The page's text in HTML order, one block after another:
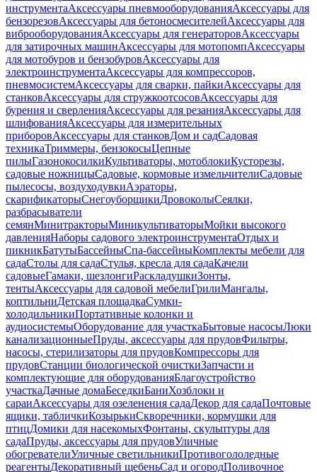
инструментаАксессуары пневмооборудованияАксессуары для
бензорезовАксессуары для бетоносмесителейАксессуары для
виброоборудованияАксессуары для генераторовАксессуары
для затирочных машинАксессуары для мотопомпАксессуары
для мотобуров и бензобуровАксессуары для
электроинструментаАксессуары для компрессоров,
пневмосистемАксессуары для сварки, пайкиАксессуары для
станковАксессуары для стружкоотсосовАксессуары для
бурения и сверленияАксессуары для резанияАксессуары для
шлифованияАксессуары для измерительных
приборовАксессуары для станковДом и садСадовая
техникаТриммеры, бензокосыЦепные
пилыГазонокосилкиКультиваторы, мотоблокиКусторезы,
садовые ножницыСадовые, кормовые измельчителиСадовые
пылесосы, воздуходувкиАэраторы,
скарификаторыСнегоуборщикиДровоколыСеялки,
разбрасыватели
семянМинитракторыМиникультиваторыМойки высокого
давленияНаборы садового электроинструментаОтдых и
пикникБатутыБассейныСпа-бассейныКомплекты мебели для
садаСтолы для садаСтулья, кресла для садаКачели
садовыеГамаки, шезлонгиРаскладушкиЗонты,
тентыАксессуары для садовой мебелиГрилиМангалы,
коптильниДетская площадкаСумки-
холодильникиПортативные колонки и
аудиосистемыОборудование для участкаБытовые насосыЛюки
канализационныеПруды, аксессуары для прудовФильтры,
насосы, стерилизаторы для прудовКомпрессоры для
прудовСтанции биологической очисткиЗапчасти и
комплектующие для оборудованияБлагоустройство
участкаДачные домаБеседкиБаниХозблоки и
сараиАксессуары для озеленения садаДекор для садаПочтовые
ящики, табличкиКозырькиСкворечники, кормушки для
птицДомики для насекомыхФонтаны, скульптуры для
садаПруды, аксессуары для прудовУличные
обогревателиУличные светильникиПротивогололедные
реагентыДекоративный щебеньСад и огородПоливочное